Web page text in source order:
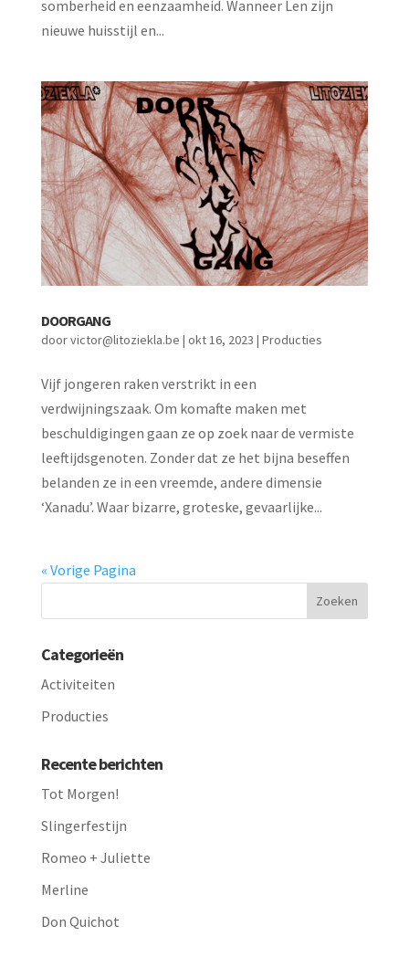
somberheid en eenzaamheid. Wanneer Len zijn
nieuwe huisstijl en...
DOORGANG
doorvictor@litoziekla.be | okt 16, 2023 | Producties
Vijf jongeren raken verstrikt in een
verdwijningszaak. Om komafte maken met
beschuldigingen gaan ze op zoek naar de vermiste
leeftijdsgenoten. Zonder dat ze het bijna beseffen
belanden ze in een vreemde, andere dimensie
‘Xanadu’. Waar bizarre, groteske, gevaarlijke...
« Vorige Pagina
Categorieën
Activiteiten
Producties
Recente berichten
Tot Morgen!
Slingerfestijn
Romeo + Juliette
Merline
Don Quichot